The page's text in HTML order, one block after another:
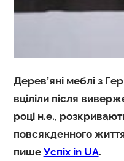
Дерев’яні меблі з
вціліли після
році н.е.,
повсякденного
пише Успіх in UA.